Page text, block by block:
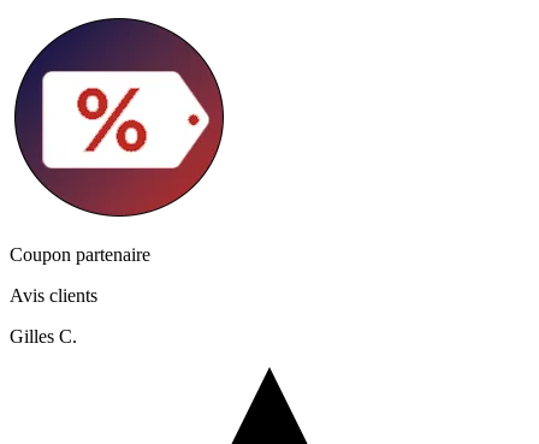
Coupon partenaire
Avis clients
Gilles C.